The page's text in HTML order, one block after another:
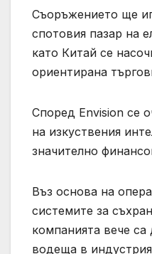
Съоръжението ще
спотовия пазар на
като Китай се
ориентирана
Според Envision се
на изкуствения
значително
Въз основа на
системите за
компанията вече
водеща в